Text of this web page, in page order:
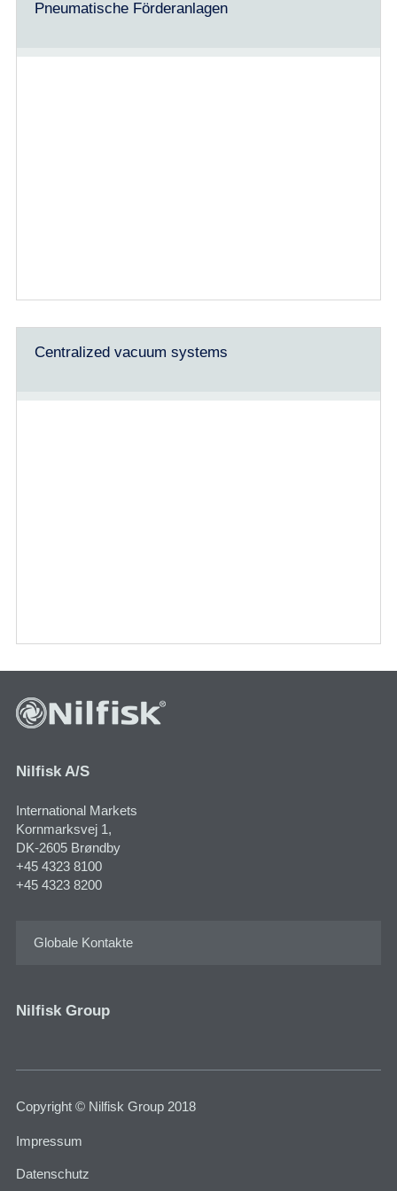
Pneumatische Förderanlagen
Centralized vacuum systems
Nilfisk A/S
International Markets
Kornmarksvej 1​,
DK-2605 Brøndby
+45 4323 8100
+45 4323 8200
Globale Kontakte
Nilfisk Group
Copyright © Nilfisk Group 2018
Impressum
Datenschutz